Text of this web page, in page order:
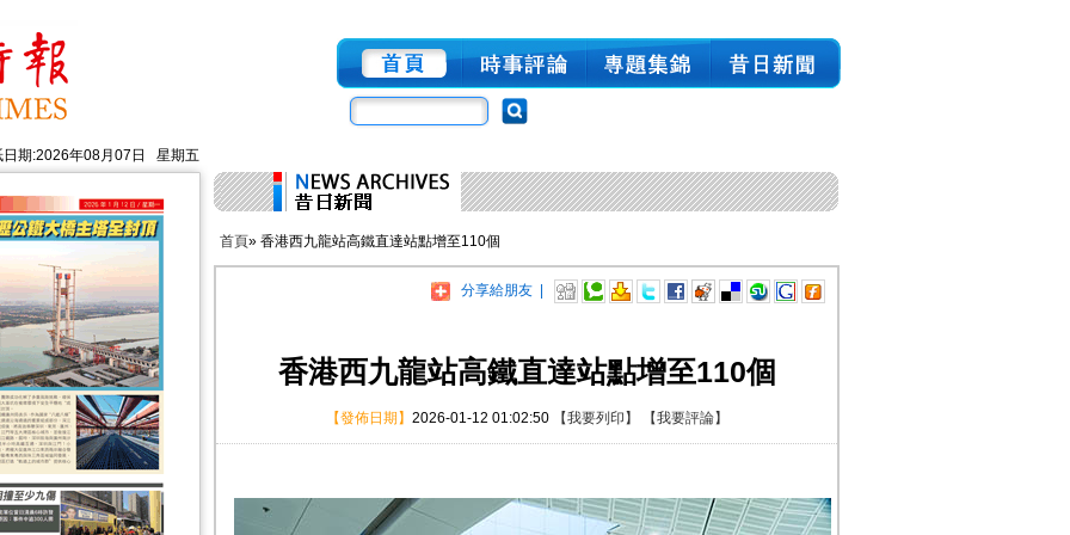
日期:2026年08月07日 星期五
首頁» 香港西九龍站高鐵直達站點增至110個
分享給朋友 |
香港西九龍站高鐵直達站點增至110個
【發佈日期】 2026-01-12 01:02:50 【我要列印】 【我要評論】